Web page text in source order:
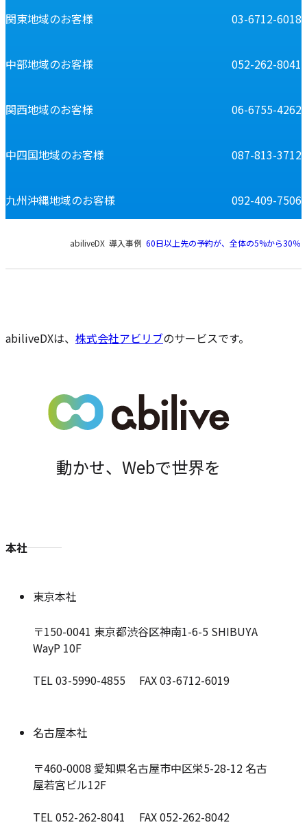
関東地域のお客様 03-6712-6018
中部地域のお客様 052-262-8041
関西地域のお客様 06-6755-4262
中四国地域のお客様 087-813-3712
九州沖縄地域のお客様 092-409-7506
の
の
abiliveDX 導入事例 60日以上先の予約が、全体の5%から30％
abiliveDXは、 株式会社アビリブのサービスです。
動かせ、Webで世界を
本社
東京本社
〒150-0041 東京都渋谷区神南1-6-5 SHIBUYA
WayP 10F
TEL 03-5990-4855 FAX 03-6712-6019
名古屋本社
〒460-0008 愛知県名古屋市中区栄5-28-12 名古
屋若宮ビル12F
TEL 052-262-8041 FAX 052-262-8042